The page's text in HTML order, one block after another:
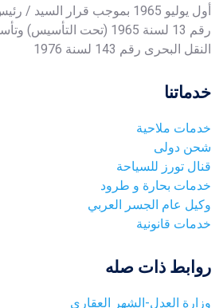
أول يوليو 1965 بموجب قرار
رقم 13 لسنة 1965 (تحت
النقل البحرى رقم 143 لسنة 1976
خدماتنا
خدمات ملاحية
شحن دولى
قنال تورز للسياحة
خدمات بحارة و طرود
وكيل عام الجسر العربي
خدمات قانونية
روابط ذات صله
وزارة العدل-الشهر العقارى